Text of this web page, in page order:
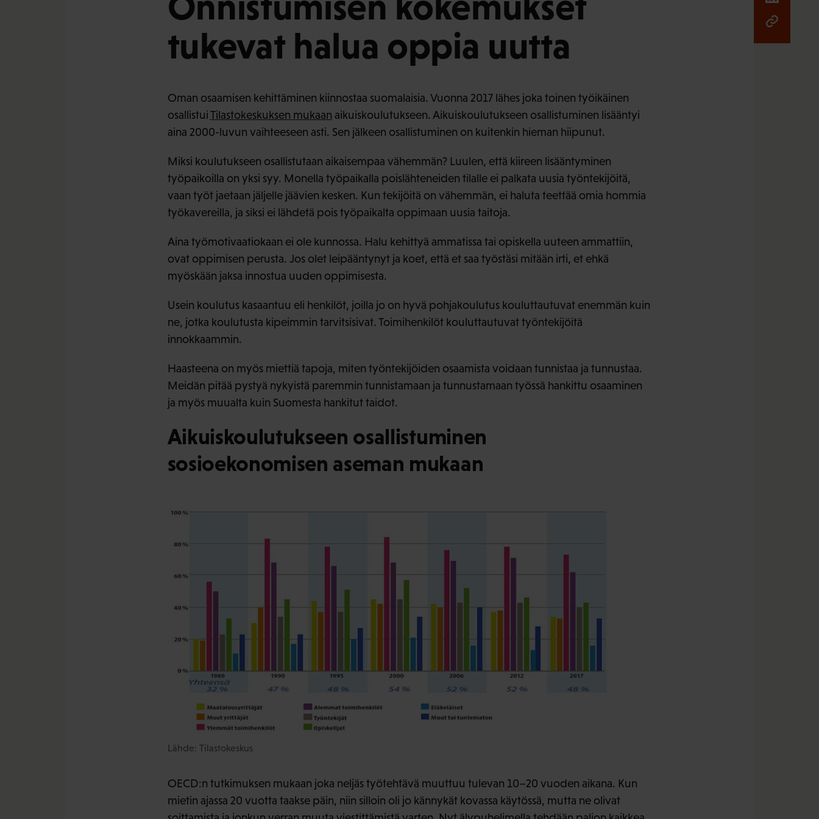
tukevat halua oppia uutta
Oman osaamisen kehittäminen kiinnostaa suomalaisia. Vuonna 2017 lähes joka toinen työikäinen
osallistuiTilastokeskuksen mukaan aikuiskoulutukseen. Aikuiskoulutukseen osallistuminen lisääntyi
aina 2000-luvun vaihteeseen asti. Sen jälkeen osallistuminen on kuitenkin hieman hiipunut.
Miksi koulutukseen osallistutaan aikaisempaa vähemmän? Luulen, että kiireen lisääntyminen
työpaikoilla on yksi syy. Monella työpaikalla poislähteneiden tilalle ei palkata uusia työntekijöitä,
vaan työt jaetaan jäljelle jäävien kesken. Kun tekijöitä on vähemmän, ei haluta teettää omia hommia
työkavereilla, ja siksi ei lähdetä pois työpaikalta oppimaan uusia taitoja.
Aina työmotivaatiokaan ei ole kunnossa. Halu kehittyä ammatissa tai opiskella uuteen ammattiin,
ovat oppimisen perusta. Jos olet leipääntynyt ja koet, että et saa työstäsi mitään irti, et ehkä
myöskään jaksa innostua uuden oppimisesta.
Usein koulutus kasaantuu eli henkilöt, joilla jo on hyvä pohjakoulutus kouluttautuvat enemmän kuin
ne, jotka koulutusta kipeimmin tarvitsisivat. Toimihenkilöt kouluttautuvat työntekijöitä
innokkaammin.
Haasteena on myös miettiä tapoja, miten työntekijöiden osaamista voidaan tunnistaa ja tunnustaa.
Meidän pitää pystyä nykyistä paremmin tunnistamaan ja tunnustamaan työssä hankittu osaaminen
ja myös muualta kuin Suomesta hankitut taidot.
Aikuiskoulutukseen osallistuminen
sosioekonomisen aseman mukaan
Lähde: Tilastokeskus
OECD:n tutkimuksen mukaan joka neljäs työtehtävä muuttuu tulevan 10–20 vuoden aikana. Kun
mietin ajassa 20 vuotta taakse päin, niin silloin oli jo kännykät kovassa käytössä, mutta ne olivat